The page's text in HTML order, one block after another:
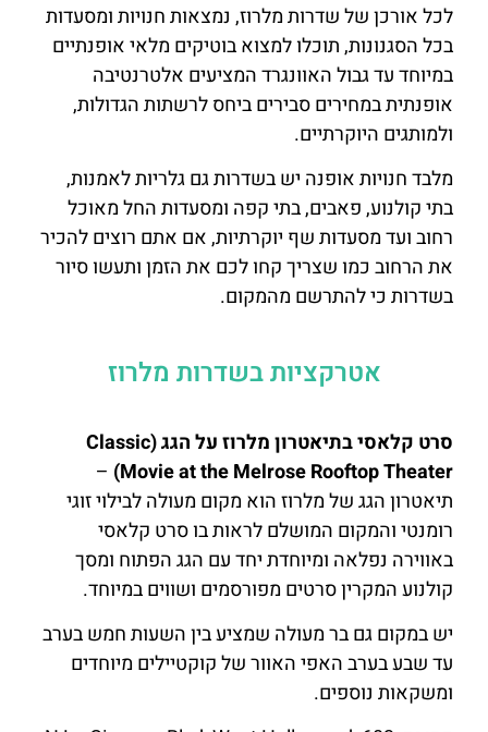
לכל אורכן של שדרות מלרוז, נמצאות חנויות ומסעדות
בכל הסגנונות, תוכלו למצוא בוטיקים מלאי אופנתיים
במיוחד עד גבול האוונגרד המציעים אלטרנטיבה
אופנתית במחירים סבירים ביחס לרשתות הגדולות,
ולמותגים היוקרתיים.
מלבד חנויות אופנה יש בשדרות גם גלריות לאמנות,
בתי קולנוע, פאבים, בתי קפה ומסעדות החל מאוכל
רחוב ועד מסעדות שף יוקרתיות, אם אתם רוצים להכיר
את הרחוב כמו שצריך קחו לכם את הזמן ותעשו סיור
בשדרות כי להתרשם מהמקום.
אטרקציות בשדרות מלרוז
סרט קלאסי בתיאטרון מלרוז על הגג (Classic
Movie at the Melrose Rooftop Theater)
–
תיאטרון הגג של מלרוז הוא מקום מעולה לבילוי זוגי
רומנטי והמקום המושלם לראות בו סרט קלאסי
באווירה נפלאה ומיוחדת יחד עם הגג הפתוח ומסך
קולנוע המקרין סרטים מפורסמים ושווים במיוחד.
יש במקום גם בר מעולה שמציע בין השעות חמש בערב
עד שבע בערב האפי האוור של קוקטיילים מיוחדים
ומשקאות נוספים.